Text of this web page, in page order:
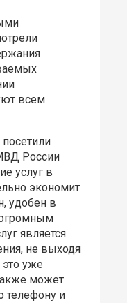
.
всем
России
услуг в
экономит
удобен в
является
не выходя
уже
может
телефону и